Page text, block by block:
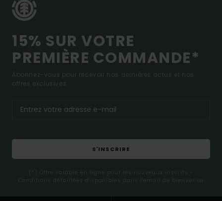
15% SUR VOTRE
PREMIÈRE COMMANDE*
Abonnez-vous pour recevoir nos dernières actus et nos
offres exclusives.
S'INSCRIRE
(*) Offre valable en ligne pour les nouveaux inscrits -
Conditions détaillées disponibles dans l'email de bienvenue